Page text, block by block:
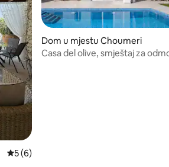
Prosječna ocjena: 5 od 5, recenzija: 6
5 (6)
Dom u mjestu Choumeri
Casa del olive, smještaj za